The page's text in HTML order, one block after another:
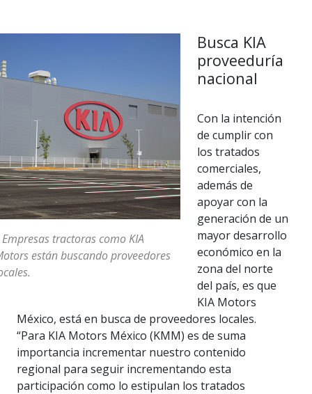
Empresas tractoras como KIA
están buscando proveedores
Busca KIA
proveeduría
nacional
Con la intención
de cumplir con
los tratados
comerciales,
además de
apoyar con la
generación de un
mayor desarrollo
económico en la
zona del norte
del país, es que
KIA Motors
México, está en busca de proveedores locales.
“Para KIA Motors México (KMM) es de suma
importancia incrementar nuestro contenido
regional para seguir incrementando esta
participación como lo estipulan los tratados